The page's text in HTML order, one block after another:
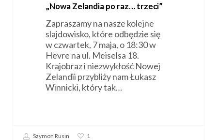
„Nowa Zelandia po raz… trzeci”
Zapraszamy na nasze kolejne
slajdowisko, które odbędzie się
w czwartek, 7 maja, o 18:30 w
Hevre na ul. Meiselsa 18.
Krajobraz i niezwykłość Nowej
Zelandii przybliży nam Łukasz
Winnicki, który tak…
Szymon Rusin 1